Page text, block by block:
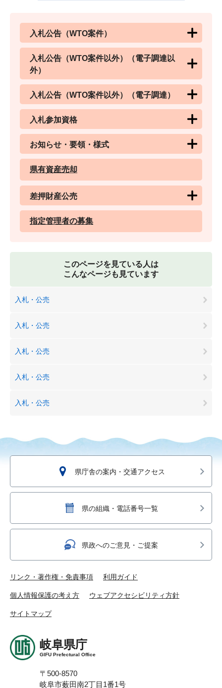
入札公告（WTO案件）
入札公告（WTO案件以外）（電子調達以
外）
入札公告（WTO案件以外）（電子調達）
入札参加資格
お知らせ・要領・様式
県有資産売却
差押財産公売
指定管理者の募集
このページを見ている人は
こんなページも見ています
入札・公売
入札・公売
入札・公売
入札・公売
入札・公売
県庁舎の案内・交通アクセス
県の組織・電話番号一覧
県政へのご意見・ご提案
リンク・著作権・免責事項 利用ガイド
個人情報保護の考え方 ウェブアクセシビリティ方針
サイトマップ
岐阜県庁
GIFU Prefectural Office
〒500-8570
岐阜市薮田南2丁目1番1号